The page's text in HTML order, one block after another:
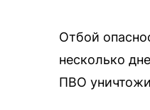
Отбой
несколько
ПВО